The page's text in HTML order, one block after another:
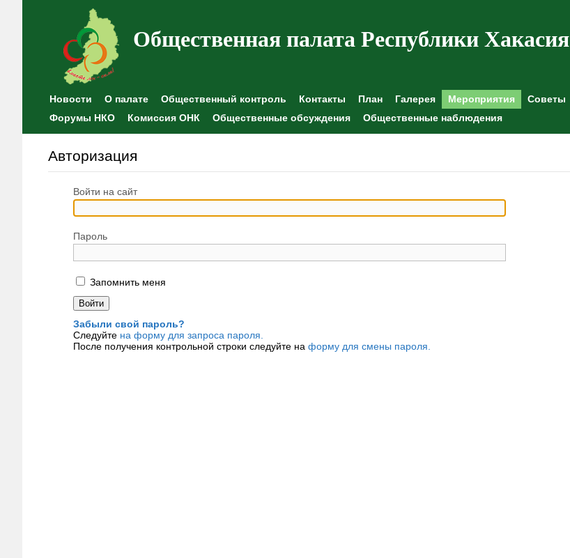
Общественная палата Республики Хакасия
Новости О палате Общественный контроль Контакты План Галерея Мероприятия Советы
Форумы НКО
Комиссия ОНК Общественные обсуждения Общественные наблюдения
Авторизация
Войти на сайт
Пароль
Запомнить меня
Забыли свой пароль?
Следуйте на форму для запроса пароля.
После получения контрольной строки следуйте на форму для смены пароля.